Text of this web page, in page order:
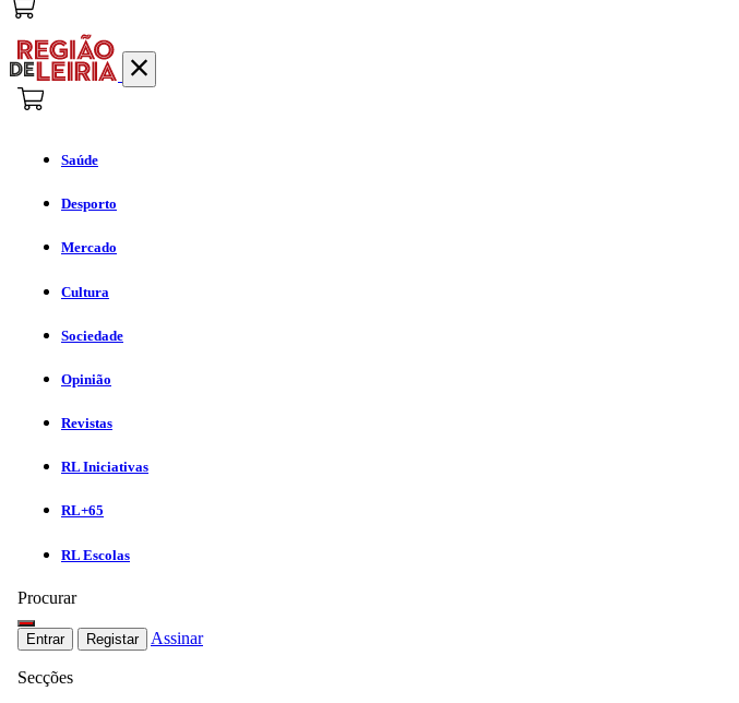
Saúde
Desporto
Mercado
Cultura
Sociedade
Opinião
Revistas
RL Iniciativas
RL+65
RL Escolas
Procurar
Entrar Registar Assinar
Secções